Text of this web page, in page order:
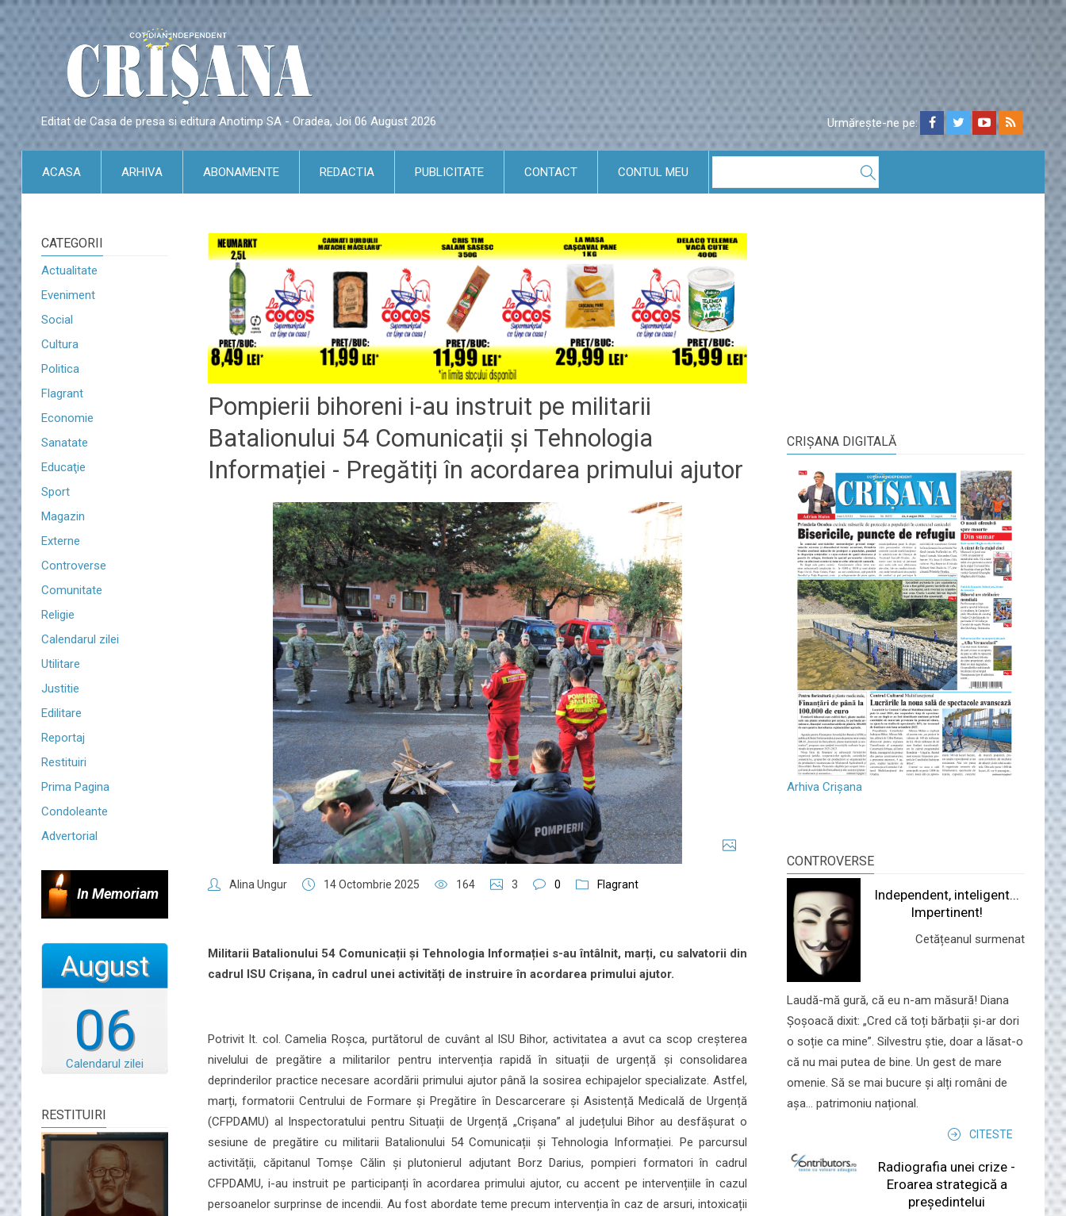
Editat de Casa de presa si editura Anotimp SA - Oradea, Joi 06 August 2026 Urmărește-ne pe:
ACASA ARHIVA ABONAMENTE REDACTIA PUBLICITATE CONTACT CONTUL MEU
CATEGORII
Actualitate
Eveniment
Social
Cultura
Politica
Flagrant
Economie
Sanatate
Educaţie
Sport
Magazin
Externe
Controverse
Comunitate
Religie
Calendarul zilei
Utilitare
Justitie
Edilitare
Reportaj
Restituiri
Prima Pagina
Condoleante
Advertorial
In Memoriam
06
August
Calendarul zilei
RESTITUIRI
Pompierii bihoreni i-au instruit pe militarii
Batalionului 54 Comunicații și Tehnologia
Informației - Pregătiți în acordarea primului ajutor
Alina Ungur 14 Octombrie 2025 164 3 0 Flagrant
Militarii Batalionului 54 Comunicații și Tehnologia Informației s-au întâlnit, marți, cu salvatorii din
cadrul ISU Crișana, în cadrul unei activități de instruire în acordarea primului ajutor.
Potrivit lt. col. Camelia Roșca, purtătorul de cuvânt al ISU Bihor, activitatea a avut ca scop creșterea
nivelului de pregătire a militarilor pentru intervenția rapidă în situații de urgență și consolidarea
deprinderilor practice necesare acordării primului ajutor până la sosirea echipajelor specializate. Astfel,
marți, formatorii Centrului de Formare și Pregătire în Descarcerare și Asistență Medicală de Urgență
(CFPDAMU) al Inspectoratului pentru Situații de Urgență „Crișana” al județului Bihor au desfășurat o
sesiune de pregătire cu militarii Batalionului 54 Comunicații și Tehnologia Informației. Pe parcursul
activității, căpitanul Tomșe Călin și plutonierul adjutant Borz Darius, pompieri formatori în cadrul
CFPDAMU, i-au instruit pe participanți în acordarea primului ajutor, cu accent pe intervențiile în cazul
persoanelor surprinse de incendii. Au fost abordate teme precum intervenția în caz de arsuri, intoxicații
CRIŞANA DIGITALĂ
Arhiva Crișana
CONTROVERSE
Independent, inteligent...
Impertinent!
Cetățeanul surmenat
Laudă-mă gură, că eu n-am măsură! Diana
Șoșoacă dixit: „Cred că toți bărbații și-ar dori
o soție ca mine”. Silvestru știe, doar a lăsat-o
că nu mai putea de bine. Un gest de mare
omenie. Să se mai bucure și alți români de
așa... patrimoniu național.
CITESTE
Radiografia unei crize -
Eroarea strategică a
președintelui